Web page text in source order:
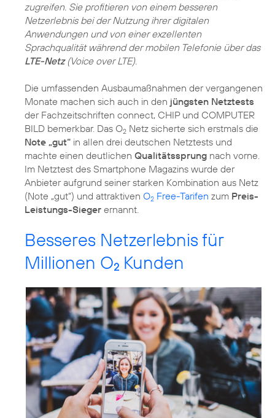
zugreifen. Sie profitieren von einem besseren
Netzerlebnis bei der Nutzung ihrer digitalen
Anwendungen und von einer exzellenten
Sprachqualität während der mobilen Telefonie über das
LTE-Netz(Voice over LTE).
Die umfassenden Ausbaumaßnahmen der vergangenen
Monate machen sich auch in den jüngsten Netztests
der Fachzeitschriften connect, CHIP und COMPUTER
BILD bemerkbar. Das O2 Netz sicherte sich erstmals die
Note „gut“ in allen drei deutschen Netztests und
machte einen deutlichen Qualitätssprung nach vorne.
Im Netztest des Smartphone Magazins wurde der
Anbieter aufgrund seiner starken Kombination aus Netz
(Note „gut“) und attraktiven O2 Free-Tarifen zum Preis-
Leistungs-Sieger ernannt.
Besseres Netzerlebnis für
Millionen O2 Kunden